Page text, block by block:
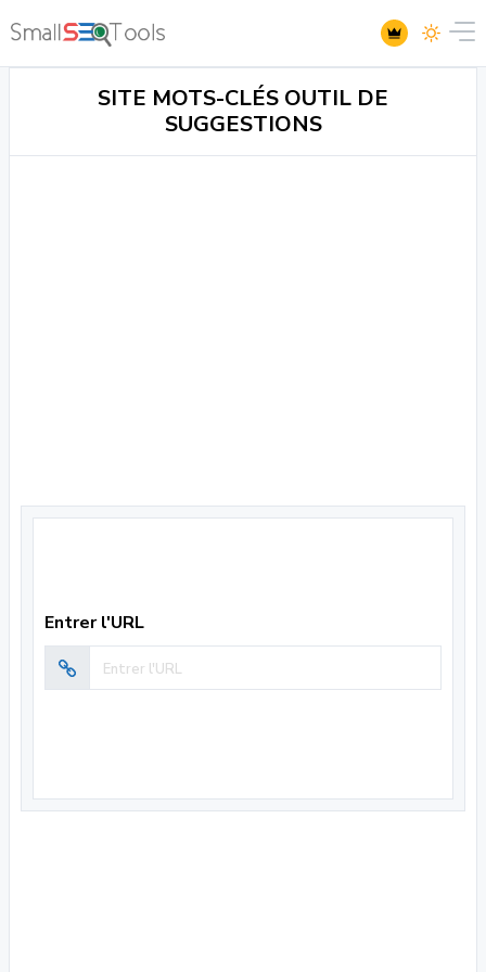
SITE MOTS-CLÉS OUTIL DE
SUGGESTIONS
Entrer l'URL